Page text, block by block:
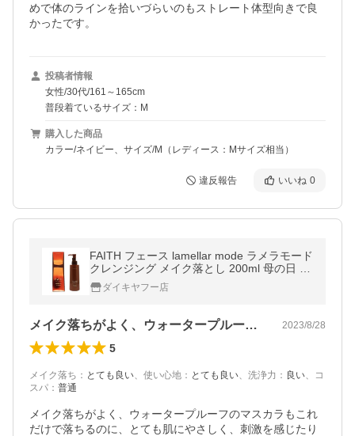
めで体のラインを拾いづらいのもストレート体型向きで良
かったです。
投稿者情報
女性/30代/161～165cm
普段着ているサイズ：M
購入した商品
カラー/ネイビー、サイズ/M（レディース：Mサイズ相当）
違反報告 いいね 0
FAITH フェース lamellar mode ラメラモード
クレンジング メイク落とし 200ml 母の日 プ
レゼント プレゼント
ダイキヤフー店
メイク落ちがよく、ウォータープルーフの… 2023/8/28
5
メイク落ち ： とても良い、 使い心地 ： とても良い、 洗浄力 ： 良い、
コ
スパ ： 普通
メイク落ちがよく、ウォータープルーフのマスカラもこれ
だけで落ちるのに、とても肌にやさしく、刺激を感じたり